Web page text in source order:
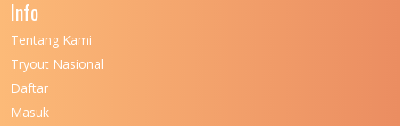
UNIVERSITAS NEGERI KHAIRUN
Info
Tentang Kami
Tryout Nasional
Daftar
Masuk